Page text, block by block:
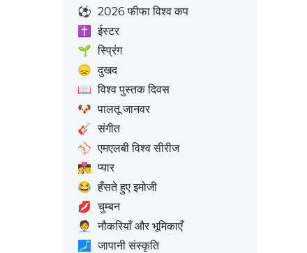
⚽ 2026 फीफा विश्व कप
✝️
ईस्टर
🌱 स्प्रिंग
😞 दुखद
📖 विश्व पुस्तक दिवस
🐶 पालतू जानवर
🎸 संगीत
⚾ एमएलबी विश्व सीरीज
👩‍❤️‍💋‍👨 प्यार
😂 हँसते हुए इमोजी
💋 चुम्बन
🧑‍💼
नौकरियाँ और भूमिकाएँ
🗾 जापानी संस्कृति